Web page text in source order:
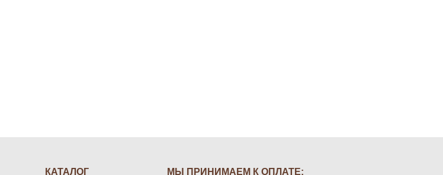
КАТАЛОГ МЫ ПРИНИМАЕМ К ОПЛАТЕ: